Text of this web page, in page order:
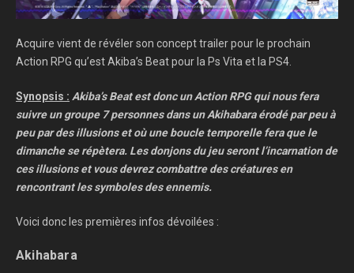
Acquire vient de révéler son concept trailer pour le prochain
Action RPG qu’est Akiba’s Beat pour la Ps Vita et la PS4.
Synopsis : Akiba’s Beat est donc un Action RPG qui nous fera
suivre un groupe 7 personnes dans un Akihabara érodé par peu à
peu par des illusions et où une boucle temporelle fera que le
dimanche se répètera. Les donjons du jeu seront l’incarnation de
ces illusions et vous devrez combattre des créatures en
rencontrant les symboles des ennemis.
Voici donc les premières infos dévoilées :
Akihabara